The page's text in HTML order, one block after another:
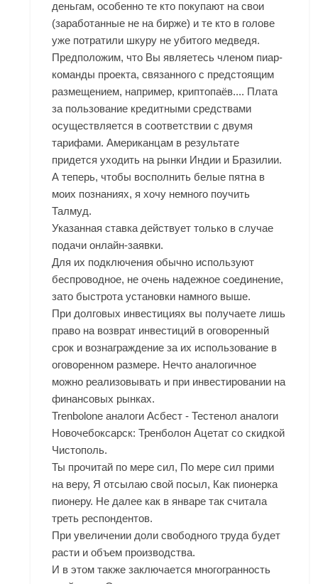
деньгам, особенно те кто покупают на свои
(заработанные не на бирже) и те кто в голове
уже потратили шкуру не убитого медведя.
Предположим, что Вы являетесь членом пиар-
команды проекта, связанного с предстоящим
размещением, например, криптопаёв.... Плата
за пользование кредитными средствами
осуществляется в соответствии с двумя
тарифами. Американцам в результате
придется уходить на рынки Индии и Бразилии.
А теперь, чтобы восполнить белые пятна в
моих познаниях, я хочу немного поучить
Талмуд.
Указанная ставка действует только в случае
подачи онлайн-заявки.
Для их подключения обычно используют
беспроводное, не очень надежное соединение,
зато быстрота установки намного выше.
При долговых инвестициях вы получаете лишь
право на возврат инвестиций в оговоренный
срок и вознаграждение за их использование в
оговоренном размере. Нечто аналогичное
можно реализовывать и при инвестировании на
финансовых рынках.
Trenbolone аналоги Асбест - Тестенол аналоги
Новочебоксарск: Тренболон Ацетат со скидкой
Чистополь.
Ты прочитай по мере сил, По мере сил прими
на веру, Я отсылаю свой посыл, Как пионерка
пионеру. Не далее как в январе так считала
треть респондентов.
При увеличении доли свободного труда будет
расти и объем производства.
И в этом также заключается многогранность